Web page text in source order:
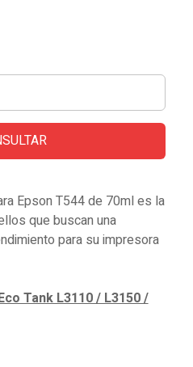
Epson T544 de 70ml es la
que buscan una
para su impresora
Tank L3110 / L3150 /